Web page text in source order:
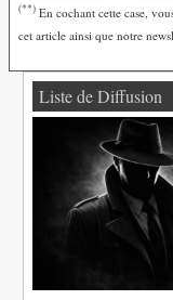
(**) En cochant cette case,
cet article ainsi que notre
Liste de Diffusion